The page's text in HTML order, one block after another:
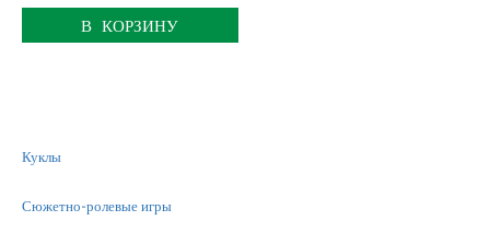
В КОРЗИНУ
Куклы
Сюжетно-ролевые игры